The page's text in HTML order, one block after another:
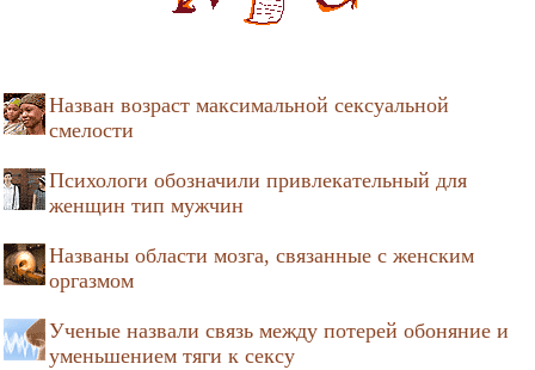
Назван возраст максимальной сексуальной
смелости
Психологи обозначили привлекательный для
женщин тип мужчин
Названы области мозга, связанные с женским
оргазмом
Ученые назвали связь между потерей обоняние и
уменьшением тяги к сексу